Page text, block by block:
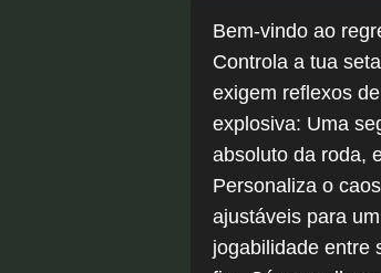
Bem-vindo ao
Controla a tua
exigem reflexos
explosiva: Uma
absoluto da roda,
Personaliza o
ajustáveis para
jogabilidade entre